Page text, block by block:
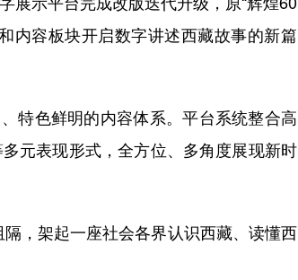
内容板块开启数字讲述西藏故事的新篇
特色鲜明的内容体系。平台系统整合高
元表现形式，全方位、多角度展现新时
，架起一座社会各界认识西藏、读懂西